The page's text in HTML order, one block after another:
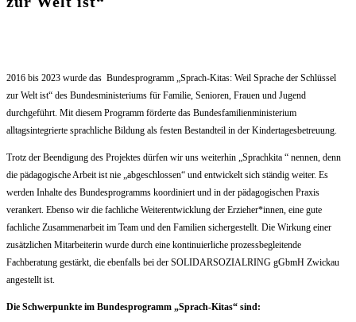
2016 bis 2023 wurde das Bundesprogramm „Sprach-Kitas: Weil Sprache der Schlüssel
zur Welt ist“ des Bundesministeriums für Familie, Senioren, Frauen und Jugend
durchgeführt. Mit diesem Programm förderte das Bundesfamilienministerium
alltagsintegrierte sprachliche Bildung als festen Bestandteil in der Kindertagesbetreuung.
Trotz der Beendigung des Projektes dürfen wir uns weiterhin „Sprachkita “ nennen, denn
die pädagogische Arbeit ist nie „abgeschlossen“ und entwickelt sich ständig weiter. Es
werden Inhalte des Bundesprogramms koordiniert und in der pädagogischen Praxis
verankert. Ebenso wir die fachliche Weiterentwicklung der Erzieher*innen, eine gute
fachliche Zusammenarbeit im Team und den Familien sichergestellt. Die Wirkung einer
zusätzlichen Mitarbeiterin wurde durch eine kontinuierliche prozessbegleitende
Fachberatung gestärkt, die ebenfalls bei der SOLIDARSOZIALRING gGbmH Zwickau
angestellt ist.
Die Schwerpunkte im Bundesprogramm „Sprach-Kitas“ sind: